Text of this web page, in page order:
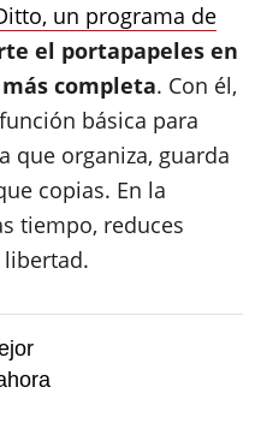
un programa de
el portapapeles en
completa. Con él,
básica para
que organiza, guarda
copias. En la
tiempo, reduces